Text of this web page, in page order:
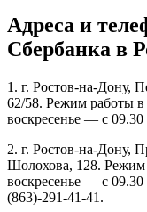
Адреса и
Сбербанка в
1. г. Ростов-на-Дону,
62/58. Режим работы
воскресенье — с
2. г. Ростов-на-Дону,
Шолохова, 128. Режим
воскресенье — с
(863)-291-41-41.